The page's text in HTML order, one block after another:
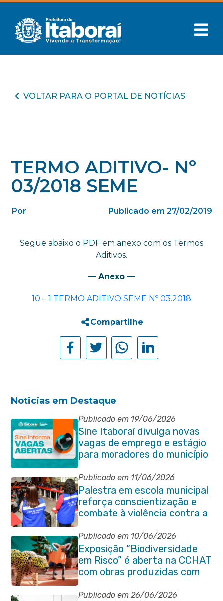
VOLTAR PARA O PORTAL DE NOTÍCIAS
TERMO ADITIVO- Nº
03/2018 SEME
Por Publicado em 27/02/2019
Segue abaixo o PDF em anexo com os Termos
Aditivos.
— Anexo —
10 – 1 TERMO ADITIVO SEME Nº 03.2018
Compartilhe
Noticias em Destaque
Publicado em 19/06/2026
Sine Itaboraí divulga novas
vagas de emprego e estágio
para moradores do município
Publicado em 11/06/2026
Palestra em escola municipal
reforça conscientização e
combate à violência contra a
pessoa idosa em Itaboraí
Publicado em 10/06/2026
Exposição “Biodiversidade
em Risco” é aberta na CCHAT
com obras produzidas com
ajuda de alunos da rede
municipal
Publicado em 26/06/2026